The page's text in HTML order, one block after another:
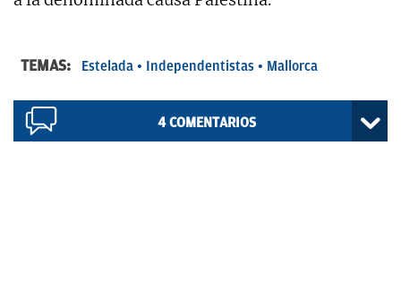
TEMAS: Estelada Independentistas Mallorca
4COMENTARIOS